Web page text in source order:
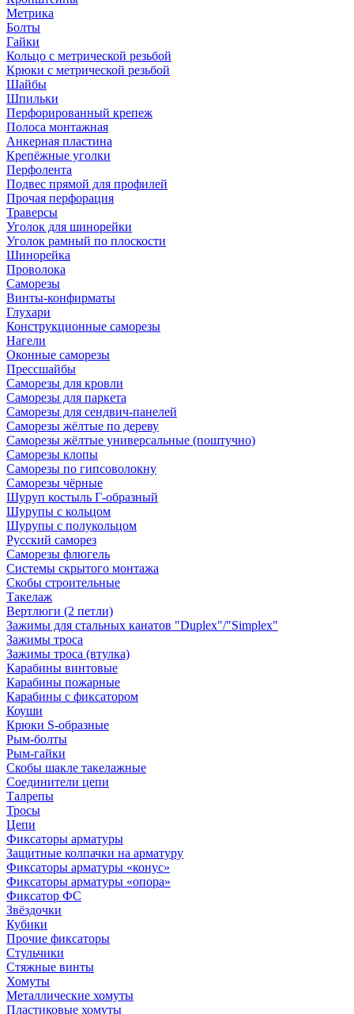
Метрика
Болты
Гайки
Кольцо с метрической резьбой
Крюки с метрической резьбой
Шайбы
Шпильки
Перфорированный крепеж
Полоса монтажная
Анкерная пластина
Крепёжные уголки
Перфолента
Подвес прямой для профилей
Прочая перфорация
Траверсы
Уголок для шинорейки
Уголок рамный по плоскости
Шинорейка
Проволока
Саморезы
Винты-конфирматы
Глухари
Конструкционные саморезы
Нагели
Оконные саморезы
Прессшайбы
Саморезы для кровли
Саморезы для паркета
Саморезы для сендвич-панелей
Саморезы жёлтые по дереву
Саморезы жёлтые универсальные (поштучно)
Саморезы клопы
Саморезы по гипсоволокну
Саморезы чёрные
Шуруп костыль Г-образный
Шурупы с кольцом
Шурупы с полукольцом
Русский саморез
Саморезы флюгель
Системы скрытого монтажа
Скобы строительные
Такелаж
Вертлюги (2 петли)
Зажимы для стальных канатов "Duplex"/"Simplex"
Зажимы троса
Зажимы троса (втулка)
Карабины винтовые
Карабины пожарные
Карабины с фиксатором
Коуши
Крюки S-образные
Рым-болты
Рым-гайки
Скобы шакле такелажные
Соединители цепи
Талрепы
Тросы
Цепи
Фиксаторы арматуры
Защитные колпачки на арматуру
Фиксаторы арматуры «конус»
Фиксаторы арматуры «опора»
Фиксатор ФС
Звёздочки
Кубики
Прочие фиксаторы
Стульчики
Стяжные винты
Хомуты
Металлические хомуты
Пластиковые хомуты